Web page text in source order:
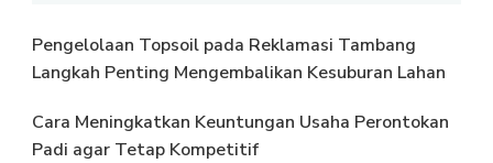
Pengelolaan Topsoil pada Reklamasi Tambang
Langkah Penting Mengembalikan Kesuburan Lahan
Cara Meningkatkan Keuntungan Usaha Perontokan
Padi agar Tetap Kompetitif